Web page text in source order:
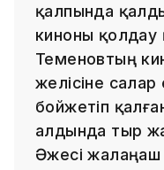
қалпында
киноны қолдау
Теменовтың
желісіне
бойжетіп
алдында тыр
Әжесі жалаңаш